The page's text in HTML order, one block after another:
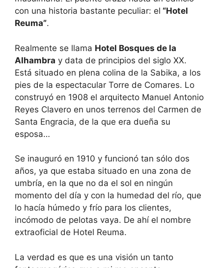
con una historia bastante peculiar: el “Hotel
Reuma”.
Realmente se llama Hotel Bosques de la
Alhambra y data de principios del siglo XX.
Está situado en plena colina de la Sabika, a los
pies de la espectacular Torre de Comares. Lo
construyó en 1908 el arquitecto Manuel Antonio
Reyes Clavero en unos terrenos del Carmen de
Santa Engracia, de la que era dueña su
esposa…
Se inauguró en 1910 y funcionó tan sólo dos
años, ya que estaba situado en una zona de
umbría, en la que no da el sol en ningún
momento del día y con la humedad del río, que
lo hacía húmedo y frío para los clientes,
incómodo de pelotas vaya. De ahí el nombre
extraoficial de Hotel Reuma.
La verdad es que es una visión un tanto